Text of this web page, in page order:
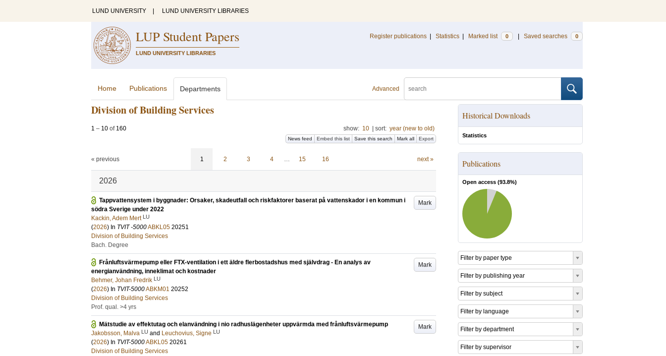
LUND UNIVERSITY LUND UNIVERSITY LIBRARIES
LUP Student Papers
LUND UNIVERSITY LIBRARIES
Register publications Statistics Marked list 0 Saved searches 0
Advanced
Home Publications Departments
Division of Building Services
1 – 10 of 160 show: 10 sort: year (new to old)
News feed Embed this list Save this search Mark all Export
« previous 1 2 3 4 … 15 16 next »
2026
Mark
Tappvattensystem i byggnader: Orsaker, skadeutfall och riskfaktorer baserat på vattenskador i en kommun i
södra Sverige under 2022
Kackin, Adem Mert LU
(2026) In TVIT -5000ABKL05 20251
Division of Building Services
Bach. Degree
Mark
Frånluftsvärmepump eller FTX-ventilation i ett äldre flerbostadshus med självdrag - En analys av
energianvändning, inneklimat och kostnader
Behmer, Johan Fredrik LU
(2026) In TVIT-5000ABKM01 20252
Division of Building Services
Prof. qual. >4 yrs
Mark
Mätstudie av effektutag och elanvändning i nio radhuslägenheter uppvärmda med frånluftsvärmepump
Jakobsson, Malva LU and Leuchovius, Signe LU
(2026) In TVIT-5000ABKL05 20261
Division of Building Services
Historical Downloads
Statistics
Publications
Open access (93.8%)
Filter by paper type
Filter by publishing year
Filter by subject
Filter by language
Filter by department
Filter by supervisor